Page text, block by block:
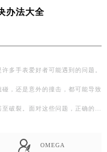
办法大全
多手表爱好者可能遇到的问题。
，还是意外的撞击，都可能导致
至破裂。面对这些问题，正确的…
OMEGA